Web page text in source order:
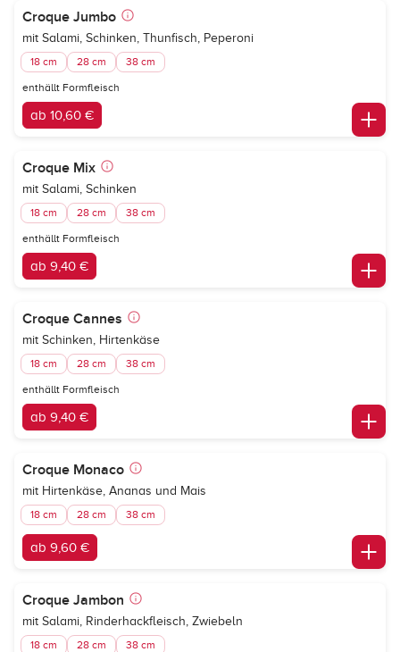
Croque Jumbo
mit Salami, Schinken, Thunfisch, Peperoni
18 cm 28 cm 38 cm
enthällt Formfleisch
ab 10,60 €
Croque Mix
mit Salami, Schinken
18 cm 28 cm 38 cm
enthällt Formfleisch
ab 9,40 €
Croque Cannes
mit Schinken, Hirtenkäse
18 cm 28 cm 38 cm
enthällt Formfleisch
ab 9,40 €
Croque Monaco
mit Hirtenkäse, Ananas und Mais
18 cm 28 cm 38 cm
ab 9,60 €
Croque Jambon
mit Salami, Rinderhackfleisch, Zwiebeln
18 cm 28 cm 38 cm